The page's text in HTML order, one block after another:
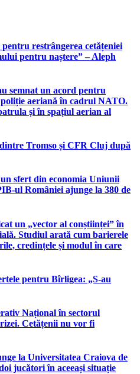
restrângerea cetățeniei
pentru naștere” – Aleph
semnat un acord pentru
aeriană în cadrul NATO.
și în spațiul aerian al
Tromso și CFR Cluj după
sfert din economia Uniunii
ul României ajunge la 380 de
un „vector al conștiinței” în
Studiul arată cum barierele
credințele și modul în care
pentru Bîrligea: „S-au
Național în sectorul
Cetățenii nu vor fi
la Universitatea Craiova de
jucători în aceeași situație